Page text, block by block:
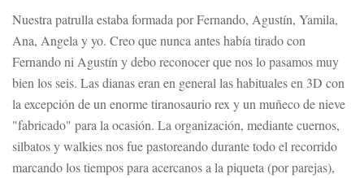
Nuestra patrulla estaba formada por Fernando, Agustín, Yamila,
Ana, Angela y yo. Creo que nunca antes había tirado con
Fernando ni Agustín y debo reconocer que nos lo pasamos muy
bien los seis. Las dianas eran en general las habituales en 3D con
la excepción de un enorme tiranosaurio rex y un muñeco de nieve
"fabricado" para la ocasión. La organización, mediante cuernos,
silbatos y walkies nos fue pastoreando durante todo el recorrido
marcando los tiempos para acercanos a la piqueta (por parejas),